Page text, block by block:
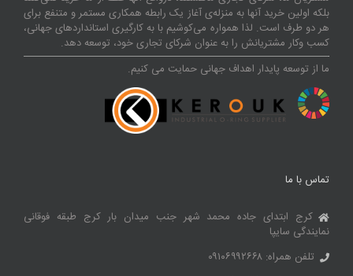
بلکه اولین خرید آنها به منزله‌ی آغاز یک رابطه همکاری مستمر و متنفع برای
هر دو طرف است. لذا همواره می‌کوشیم با به کارگیری استانداردهای جهانی،
کسب‌ و‌کار مشتریانش را به عنوان شرکای تجاری خود، توسعه دهد.
ما از توسعه پایدار اهداف جهانی حمایت می کنیم.
تماس با ما
کرج ابتدای جاده محمد شهر جنب میدان بار کرج طبقه فوقانی
نمایندگی سایپا
تلفن همراه: ۰۹۱۰۶۹۹۲۶۶۸